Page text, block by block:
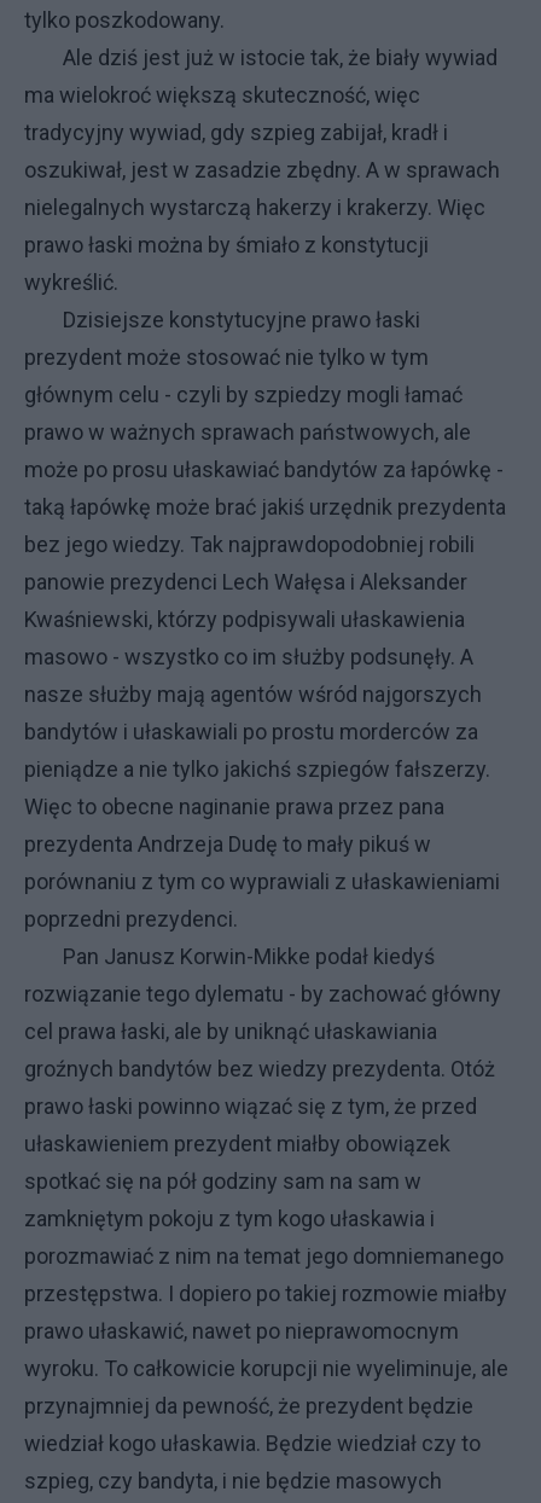
tylko poszkodowany.
Ale dziś jest już w istocie tak, że biały wywiad
ma wielokroć większą skuteczność, więc
tradycyjny wywiad, gdy szpieg zabijał, kradł i
oszukiwał, jest w zasadzie zbędny. A w sprawach
nielegalnych wystarczą hakerzy i krakerzy. Więc
prawo łaski można by śmiało z konstytucji
wykreślić.
Dzisiejsze konstytucyjne prawo łaski
prezydent może stosować nie tylko w tym
głównym celu - czyli by szpiedzy mogli łamać
prawo w ważnych sprawach państwowych, ale
może po prosu ułaskawiać bandytów za łapówkę -
taką łapówkę może brać jakiś urzędnik prezydenta
bez jego wiedzy. Tak najprawdopodobniej robili
panowie prezydenci Lech Wałęsa i Aleksander
Kwaśniewski, którzy podpisywali ułaskawienia
masowo - wszystko co im służby podsunęły. A
nasze służby mają agentów wśród najgorszych
bandytów i ułaskawiali po prostu morderców za
pieniądze a nie tylko jakichś szpiegów fałszerzy.
Więc to obecne naginanie prawa przez pana
prezydenta Andrzeja Dudę to mały pikuś w
porównaniu z tym co wyprawiali z ułaskawieniami
poprzedni prezydenci.
Pan Janusz Korwin-Mikke podał kiedyś
rozwiązanie tego dylematu - by zachować główny
cel prawa łaski, ale by uniknąć ułaskawiania
groźnych bandytów bez wiedzy prezydenta. Otóż
prawo łaski powinno wiązać się z tym, że przed
ułaskawieniem prezydent miałby obowiązek
spotkać się na pół godziny sam na sam w
zamkniętym pokoju z tym kogo ułaskawia i
porozmawiać z nim na temat jego domniemanego
przestępstwa. I dopiero po takiej rozmowie miałby
prawo ułaskawić, nawet po nieprawomocnym
wyroku. To całkowicie korupcji nie wyeliminuje, ale
przynajmniej da pewność, że prezydent będzie
wiedział kogo ułaskawia. Będzie wiedział czy to
szpieg, czy bandyta, i nie będzie masowych